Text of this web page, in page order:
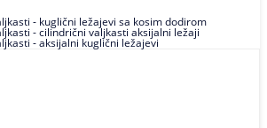
- kuglični ležajevi sa kosim dodirom
- cilindrični valjkasti aksijalni ležaji
- aksijalni kuglični ležajevi